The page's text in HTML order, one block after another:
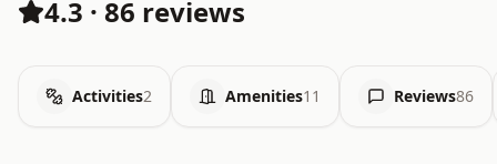
4.3 · 86 reviews
Activities2 Amenities11 Reviews86